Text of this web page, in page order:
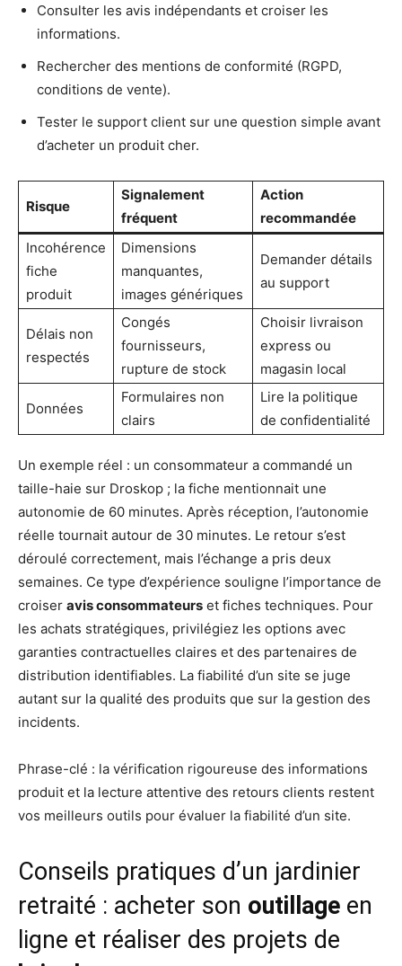
Consulter les avis indépendants et croiser les
informations.
Rechercher des mentions de conformité (RGPD,
conditions de vente).
Tester le support client sur une question simple avant
d’acheter un produit cher.
Risque
Signalement
fréquent
Action
recommandée
Incohérence
fiche
produit
Dimensions
manquantes,
images génériques
Demander détails
au support
Délais non
respectés
Congés
fournisseurs,
rupture de stock
Choisir livraison
express ou
magasin local
Données
Formulaires non
clairs
Lire la politique
de confidentialité
Un exemple réel : un consommateur a commandé un
taille-haie sur Droskop ; la fiche mentionnait une
autonomie de 60 minutes. Après réception, l’autonomie
réelle tournait autour de 30 minutes. Le retour s’est
déroulé correctement, mais l’échange a pris deux
semaines. Ce type d’expérience souligne l’importance de
croiser avis consommateurs et fiches techniques. Pour
les achats stratégiques, privilégiez les options avec
garanties contractuelles claires et des partenaires de
distribution identifiables. La fiabilité d’un site se juge
autant sur la qualité des produits que sur la gestion des
incidents.
Phrase-clé : la vérification rigoureuse des informations
produit et la lecture attentive des retours clients restent
vos meilleurs outils pour évaluer la fiabilité d’un site.
Conseils pratiques d’un jardinier
retraité : acheter son outillage en
ligne et réaliser des projets de